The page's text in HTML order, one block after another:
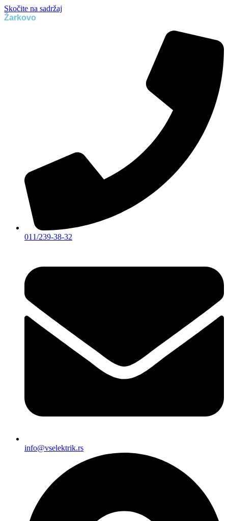
Skočite na sadržaj
Žarkovo
011/239-38-32
info@vselektrik.rs